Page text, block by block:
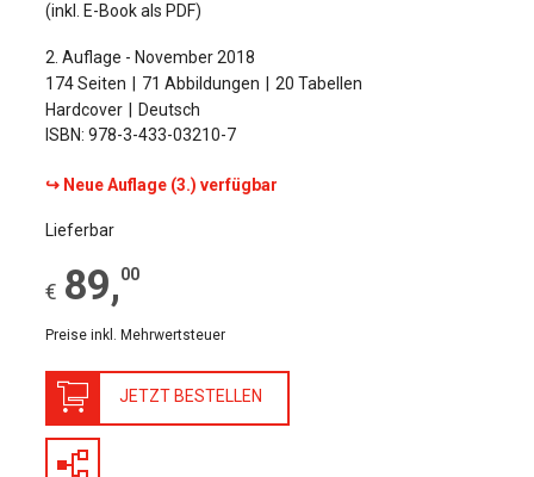
(inkl. E-Book als PDF)
2. Auflage - November 2018
174 Seiten
71 Abbildungen
20 Tabellen
Hardcover
Deutsch
ISBN: 978-3-433-03210-7
↪ Neue Auflage (3.) verfügbar
Lieferbar
€ 89,00
Preise inkl. Mehrwertsteuer
JETZT BESTELLEN